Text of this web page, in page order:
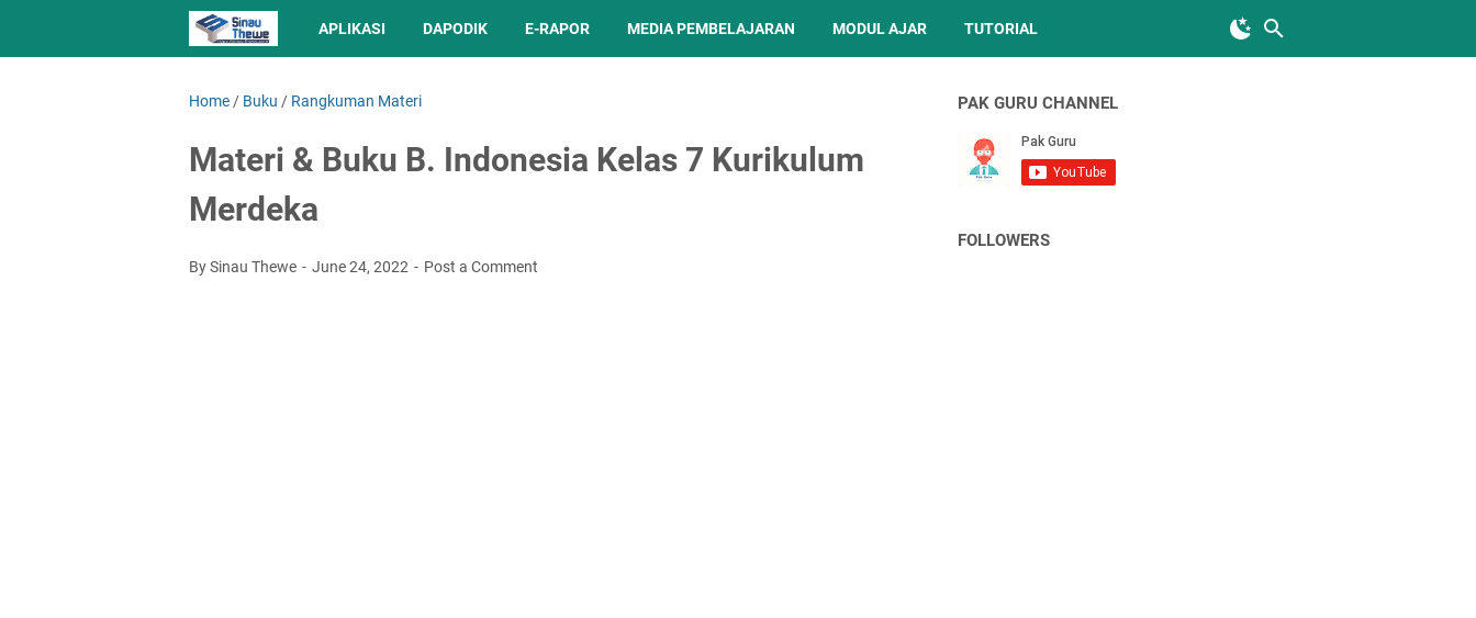
APLIKASI DAPODIK E-RAPOR MEDIA PEMBELAJARAN MODUL AJAR TUTORIAL
Home / Buku / Rangkuman Materi
Materi & Buku B. Indonesia Kelas 7 Kurikulum
Merdeka
By Sinau Thewe June 24, 2022 Post a Comment
PAK GURU CHANNEL
FOLLOWERS